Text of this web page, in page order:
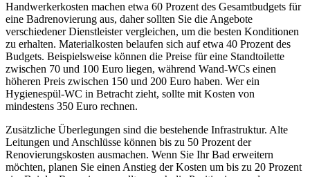
Handwerkerkosten machen etwa 60 Prozent des Gesamtbudgets für
eine Badrenovierung aus, daher sollten Sie die Angebote
verschiedener Dienstleister vergleichen, um die besten Konditionen
zu erhalten. Materialkosten belaufen sich auf etwa 40 Prozent des
Budgets. Beispielsweise können die Preise für eine Standtoilette
zwischen 70 und 100 Euro liegen, während Wand-WCs einen
höheren Preis zwischen 150 und 200 Euro haben. Wer ein
Hygienespül-WC in Betracht zieht, sollte mit Kosten von
mindestens 350 Euro rechnen.
Zusätzliche Überlegungen sind die bestehende Infrastruktur. Alte
Leitungen und Anschlüsse können bis zu 50 Prozent der
Renovierungskosten ausmachen. Wenn Sie Ihr Bad erweitern
möchten, planen Sie einen Anstieg der Kosten um bis zu 20 Prozent